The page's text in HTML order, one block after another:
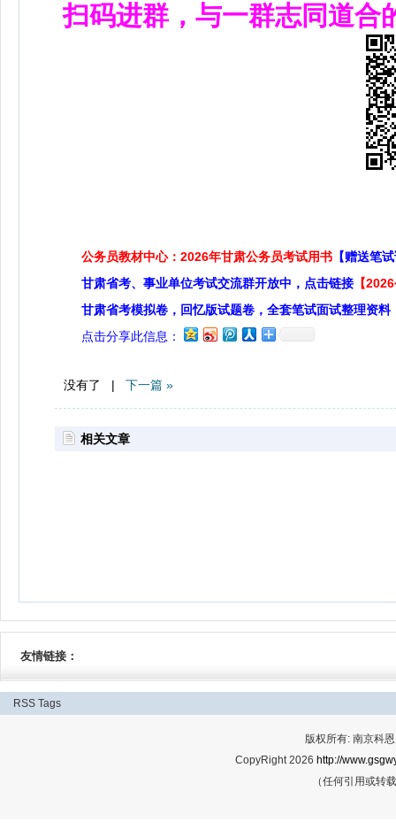
扫码进群，与一群志同道合
公务员教材中心：2026年甘肃公务员考试用书 【赠送笔
甘肃省考、事业单位考试交流群开放中，点击链接 【
甘肃省考模拟卷，回忆版试题卷，全套笔试面试整理资料
点击分享此信息：
没有了 | 下一篇 »
相关文章
友情链接：
RSS Tags
版权所有: 南京科
CopyRight 2026 http://
（任何引用或转